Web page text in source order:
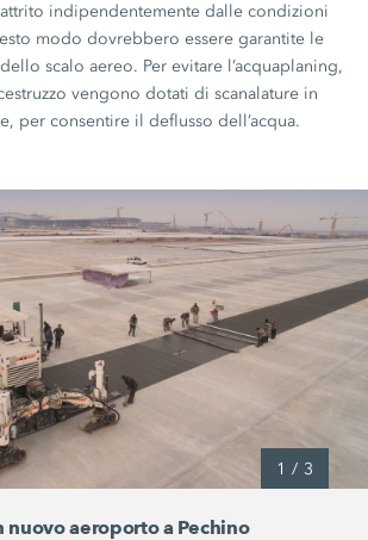
indipendentemente dalle condizioni
modo dovrebbero essere garantite le
scalo aereo. Per evitare l’acquaplaning,
vengono dotati di scanalature in
per consentire il deflusso dell’acqua.
1 / 3
nuovo aeroporto a Pechino